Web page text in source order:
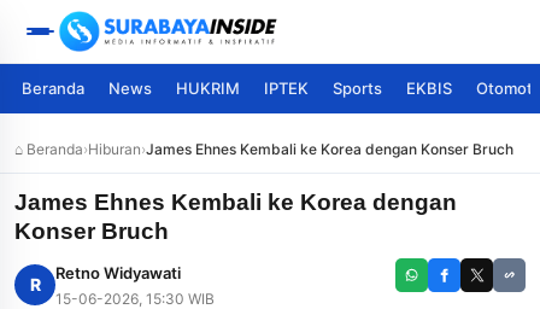
Beranda News HUKRIM IPTEK Sports EKBIS
⌂ Beranda›Hiburan›James Ehnes Kembali ke Korea dengan Konser Bruch
James Ehnes Kembali ke Korea dengan
Konser Bruch
R
Retno Widyawati
15-06-2026, 15:30 WIB